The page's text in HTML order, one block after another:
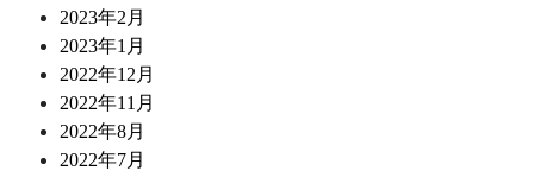
2023年2月
2023年1月
2022年12月
2022年11月
2022年8月
2022年7月